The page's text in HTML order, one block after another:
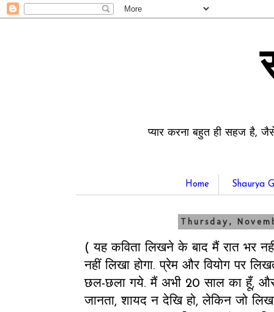
प्यार करना बहुत ही सहज है,
Home Shaurya
Thursday,
( यह कविता लिखने के बाद मैं रात भर
नहीं लिखा होगा. प्रेम और वियोग पर
छल-छला गये. मैं अभी 20 साल का हूँ,
जानता, शायद न देखि हो, लेकिन जो